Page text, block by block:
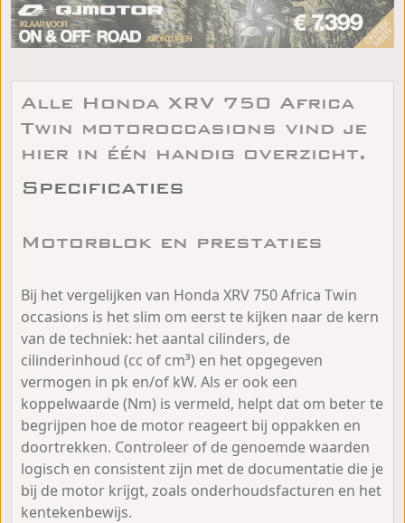
Alle Honda XRV 750 Africa
Twin motoroccasions vind je
hier in één handig overzicht.
Specificaties
Motorblok en prestaties
Bij het vergelijken van Honda XRV 750 Africa Twin
occasions is het slim om eerst te kijken naar de kern
van de techniek: het aantal cilinders, de
cilinderinhoud (cc of cm³) en het opgegeven
vermogen in pk en/of kW. Als er ook een
koppelwaarde (Nm) is vermeld, helpt dat om beter te
begrijpen hoe de motor reageert bij oppakken en
doortrekken. Controleer of de genoemde waarden
logisch en consistent zijn met de documentatie die je
bij de motor krijgt, zoals onderhoudsfacturen en het
kentekenbewijs.